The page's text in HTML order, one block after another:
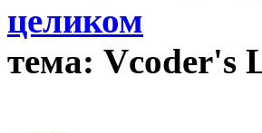
целиком
тема: Vcoder's